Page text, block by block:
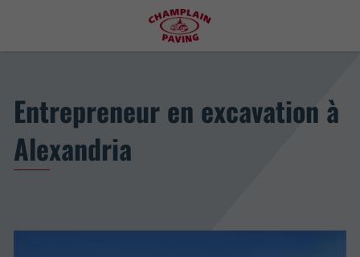
Entrepreneur en excavation à
Alexandria